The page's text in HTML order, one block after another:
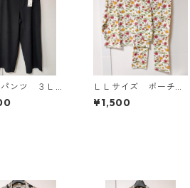
パンツ ３Ｌ
ク KAE-4697
ＬＬサイズ ポーチ付
き 綿１００％ 花
柄 トラベルパジャ
¥1,500